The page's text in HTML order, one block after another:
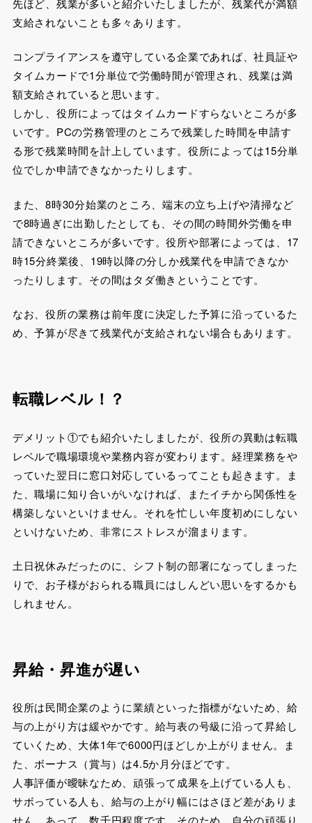
支給されないことも多々あります。
コンプライアンスを遵守している企業であれば、社員証や
タイムカードで1分単位で労働時間が管理され、残業は満
額支給されていると思います。
しかし、役所によってはタイムカードすらないところが多
いです。PCの労務管理のところで残業した時間を申請す
る形で残業時間を計上しています。役所によっては15分単
位でしか申請できなかったりします。
また、8時30分始業のところ、端末の立ち上げや清掃など
で8時過ぎに出勤したとしても、その間の時間外労働を申
請できないところが多いです。役所や部署によっては、17
時15分終業後、19時以降の分しか残業代を申請できなか
ったりします。その間はタダ働きということです。
なお、役所の業務は前年度に決定した予算に沿っているた
め、予算が尽きて残業代が支給されない場合もあります。
転職レベル！？
デメリット①でも紹介いたしましたが、役所の異動は転職
レベルで職場環境や業務内容が変わります。経理業務をや
っていた翌日に窓口対応しているってことも起きます。ま
た、職場に知り合いがいなければ、またイチから関係性を
構築しないといけません。それを忙しい年度初めにしない
といけないため、非常にストレスが溜まります。
土日祝休みだったのに、シフト制の部署になってしまった
りで、お子様がおられる職員にはしんどい思いをするかも
しれません。
昇給・昇進が遅い
役所は民間企業のように業績といった指標がないため、給
与の上がり方は緩やかです。給与表の号級に沿って昇給し
ていくため、大体1年で6000円ほどしか上がりません。ま
た、ボーナス（賞与）は4.5か月分ほどです。
人事評価が曖昧なため、頑張って成果を上げている人も、
サボっている人も、給与の上がり幅にはさほど差がありま